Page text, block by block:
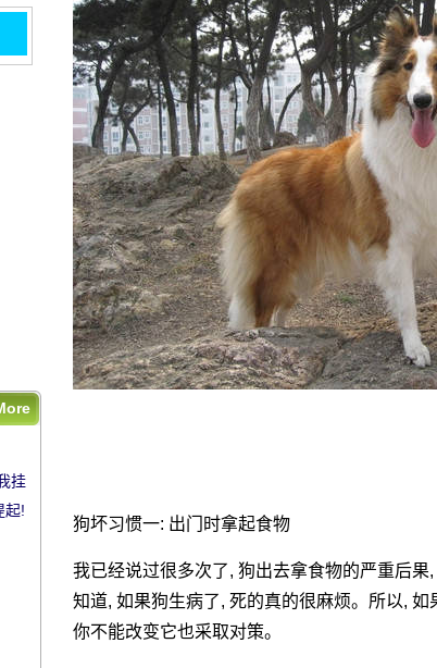
狗坏习惯一: 出门时拿起食物
我已经说过很多次了, 狗出去拿食物的严重后
知道, 如果狗生病了, 死的真的很麻烦。所以,
你不能改变它也采取对策。
挂
起!